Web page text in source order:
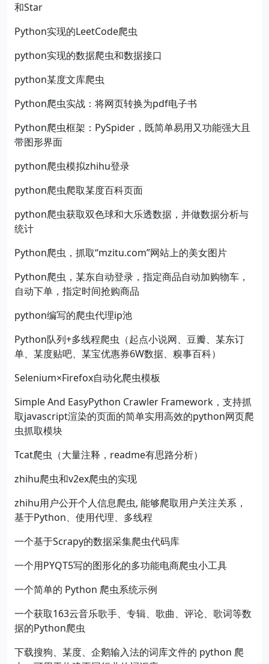
和Star
Python实现的LeetCode爬虫
python实现的数据爬虫和数据接口
python某度文库爬虫
Python爬虫实战：将网页转换为pdf电子书
Python爬虫框架：PySpider，既简单易用又功能强大且
带图形界面
python爬虫模拟zhihu登录
python爬虫爬取某度百科页面
python爬虫获取双色球和大乐透数据，并做数据分析与
统计
Python爬虫，抓取“mzitu.com”网站上的美女图片
Python爬虫，某东自动登录，指定商品自动加购物车，
自动下单，指定时间抢购商品
python编写的爬虫代理ip池
Python队列+多线程爬虫（起点小说网、豆瓣、某东订
单、某度贴吧、某宝优惠券6W数据、糗事百科）
Selenium×Firefox自动化爬虫模板
Simple And EasyPython Crawler Framework，支持抓
取javascript渲染的页面的简单实用高效的python网页爬
虫抓取模块
Tcat爬虫（大量注释，readme有思路分析）
zhihu爬虫和v2ex爬虫的实现
zhihu用户公开个人信息爬虫, 能够爬取用户关注关系，
基于Python、使用代理、多线程
一个基于Scrapy的数据采集爬虫代码库
一个用PYQT5写的图形化的多功能电商爬虫小工具
一个简单的 Python 爬虫系统示例
一个获取163云音乐歌手、专辑、歌曲、评论、歌词等数
据的Python爬虫
下载搜狗、某度、企鹅输入法的词库文件的 python 爬